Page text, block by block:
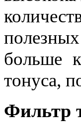
больше
тонуса,
Фильтр